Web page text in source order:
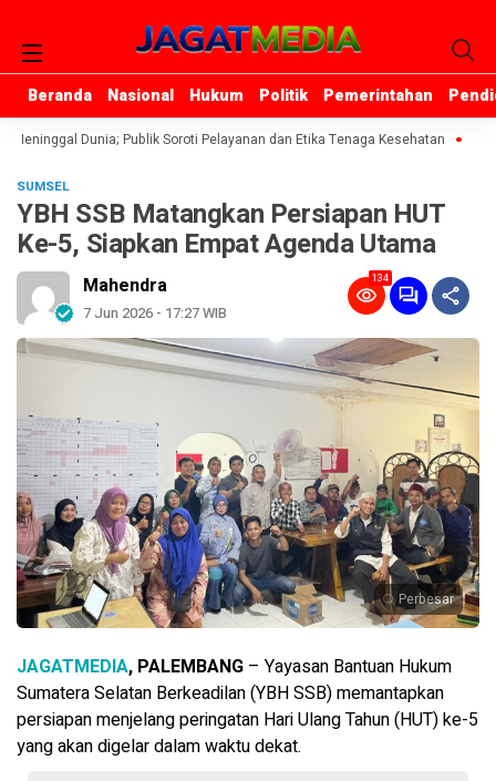
Beranda Nasional Hukum Politik Pemerintahan
Beranda Nasional Hukum Politik Pemerintahan
Dunia; Publik Soroti Pelayanan dan Etika Tenaga Kesehatan Ibu
SUMSEL
YBH SSB Matangkan Persiapan HUT
Ke-5, Siapkan Empat Agenda Utama
Mahendra
7 Jun 2026 - 17:27 WIB
134
Perbesar
JAGATMEDIA, PALEMBANG – Yayasan Bantuan Hukum
Sumatera Selatan Berkeadilan (YBH SSB) memantapkan
persiapan menjelang peringatan Hari Ulang Tahun (HUT) ke-5
yang akan digelar dalam waktu dekat.